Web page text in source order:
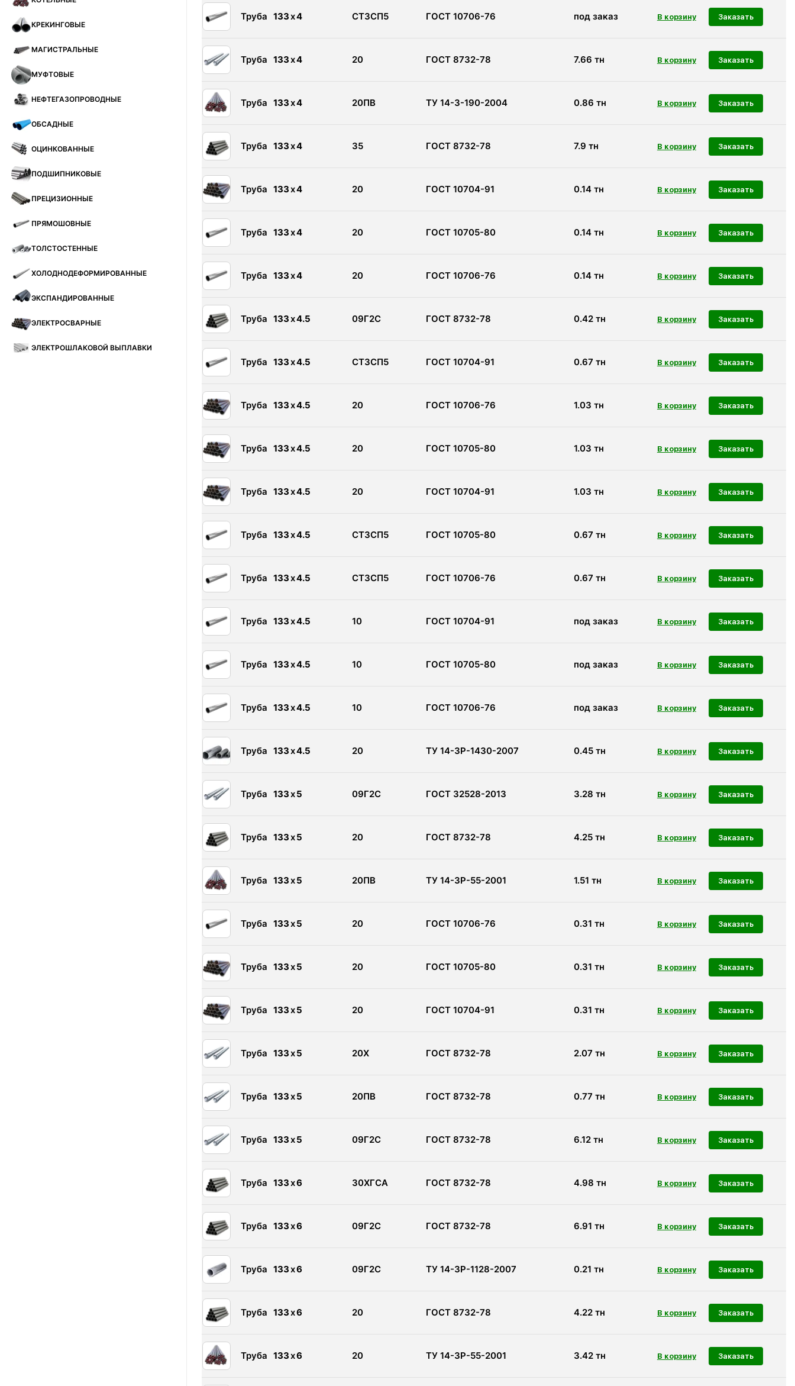
КРЕКИНГОВЫЕ
МАГИСТРАЛЬНЫЕ
МУФТОВЫЕ
НЕФТЕГАЗОПРОВОДНЫЕ
ОБСАДНЫЕ
ОЦИНКОВАННЫЕ
ПОДШИПНИКОВЫЕ
ПРЕЦИЗИОННЫЕ
ПРЯМОШОВНЫЕ
ТОЛСТОСТЕННЫЕ
ХОЛОДНОДЕФОРМИРОВАННЫЕ
ЭКСПАНДИРОВАННЫЕ
ЭЛЕКТРОСВАРНЫЕ
ЭЛЕКТРОШЛАКОВОЙ ВЫПЛАВКИ
Труба 133x4 СТ3СП5 ГОСТ 10706-76 под заказ Заказать
Труба 133x4 20 ГОСТ 8732-78 7.66 тн Заказать
Труба 133x4 20ПВ ТУ 14-3-190-2004 0.86 тн Заказать
Труба 133x4 35 ГОСТ 8732-78 7.9 тн Заказать
Труба 133x4 20 ГОСТ 10704-91 0.14тн Заказать
Труба 133x4 20 ГОСТ 10705-80 0.14тн Заказать
Труба 133x4 20 ГОСТ 10706-76 0.14тн Заказать
Труба 133x4.5 09Г2С ГОСТ 8732-78 0.42тн Заказать
Труба 133x4.5 СТ3СП5 ГОСТ 10704-91 0.67 тн Заказать
Труба 133x4.5 20 ГОСТ 10706-76 1.03 тн Заказать
Труба 133x4.5 20 ГОСТ 10705-80 1.03 тн Заказать
Труба 133x4.5 20 ГОСТ 10704-91 1.03 тн Заказать
Труба 133x4.5 СТ3СП5 ГОСТ 10705-80 0.67 тн Заказать
Труба 133x4.5 СТ3СП5 ГОСТ 10706-76 0.67 тн Заказать
Труба 133x4.5 10 ГОСТ 10704-91 под заказ Заказать
Труба 133x4.5 10 ГОСТ 10705-80 под заказ Заказать
Труба 133x4.5 10 ГОСТ 10706-76 под заказ Заказать
Труба 133x4.5 20 ТУ 14-3Р-1430-2007 0.45тн Заказать
Труба 133x5 09Г2С ГОСТ 32528-2013 3.28 тн Заказать
Труба 133x5 20 ГОСТ 8732-78 4.25тн Заказать
Труба 133x5 20ПВ ТУ 14-3Р-55-2001 1.51 тн Заказать
Труба 133x5 20 ГОСТ 10706-76 0.31 тн Заказать
Труба 133x5 20 ГОСТ 10705-80 0.31 тн Заказать
Труба 133x5 20 ГОСТ 10704-91 0.31 тн Заказать
Труба 133x5 20Х ГОСТ 8732-78 2.07 тн Заказать
Труба 133x5 20ПВ ГОСТ 8732-78 0.77 тн Заказать
Труба 133x5 09Г2С ГОСТ 8732-78 6.12тн Заказать
Труба 133x6 30ХГСА ГОСТ 8732-78 4.98 тн Заказать
Труба 133x6 09Г2С ГОСТ 8732-78 6.91 тн Заказать
Труба 133x6 09Г2С ТУ 14-3Р-1128-2007 0.21 тн Заказать
Труба 133x6 20 ГОСТ 8732-78 4.22тн Заказать
Труба 133x6 20 ТУ 14-3Р-55-2001 3.42тн Заказать